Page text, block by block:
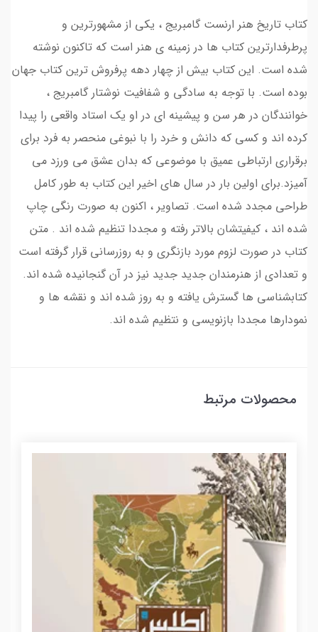
کتاب تاریخ هنر ارنست گامبریج ، یکی از مشهورترین و
پرطرفدارترین کتاب ها در زمینه ی هنر است که تاکنون نوشته
شده است. این کتاب بیش از چهار دهه پرفروش ترین کتاب جهان
بوده است. با توجه به سادگی و شفافیت نوشتار گامبریج ،
خوانندگان در هر سن و پیشینه ای در او یک استاد واقعی را پیدا
کرده اند و کسی که دانش و خرد را با نبوغی منحصر به فرد برای
برقراری ارتباطی عمیق با موضوعی که بدان عشق می ورزد می
آمیزد.برای اولین بار در سال های اخیر این کتاب به طور کامل
طراحی مجدد شده است. تصاویر ، اکنون به صورت رنگی چاپ
شده اند ، کیفیتشان بالاتر رفته و مجددا تنظیم شده اند . متن
کتاب در صورت لزوم مورد بازنگری و به روزرسانی قرار گرفته است
و تعدادی از هنرمندان جدید جدید نیز در آن گنجانیده شده اند.
کتابشناسی ها گسترش یافته و به روز شده اند و نقشه ها و
نمودارها مجددا بازنویسی و نتظیم شده اند.
محصولات مرتبط